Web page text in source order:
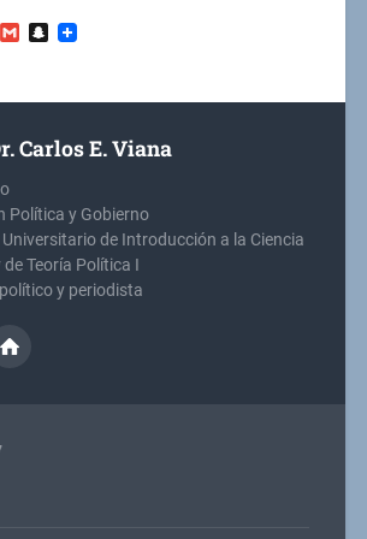
GmailSnapchat
Carlos E. Viana
Política y Gobierno
de Introducción a la Ciencia
Teoría Política I
y periodista